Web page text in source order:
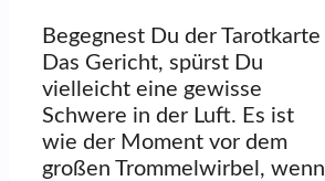
Begegnest Du der Tarotkarte
Das Gericht, spürst Du
vielleicht eine gewisse
Schwere in der Luft. Es ist
wie der Moment vor dem
großen Trommelwirbel, wenn